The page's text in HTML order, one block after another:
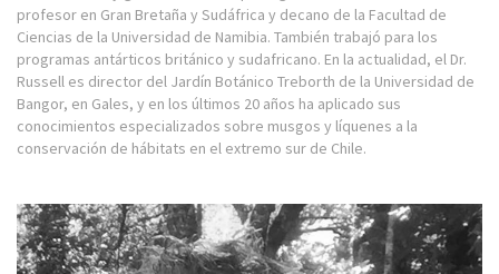
profesor en Gran Bretaña y Sudáfrica y decano de la Facultad de
Ciencias de la Universidad de Namibia. También trabajó para los
programas antárticos británico y sudafricano. En la actualidad, el Dr.
Russell es director del Jardín Botánico Treborth de la Universidad de
Bangor, en Gales, y en los últimos 20 años ha aplicado sus
conocimientos especializados sobre musgos y líquenes a la
conservación de hábitats en el extremo sur de Chile.